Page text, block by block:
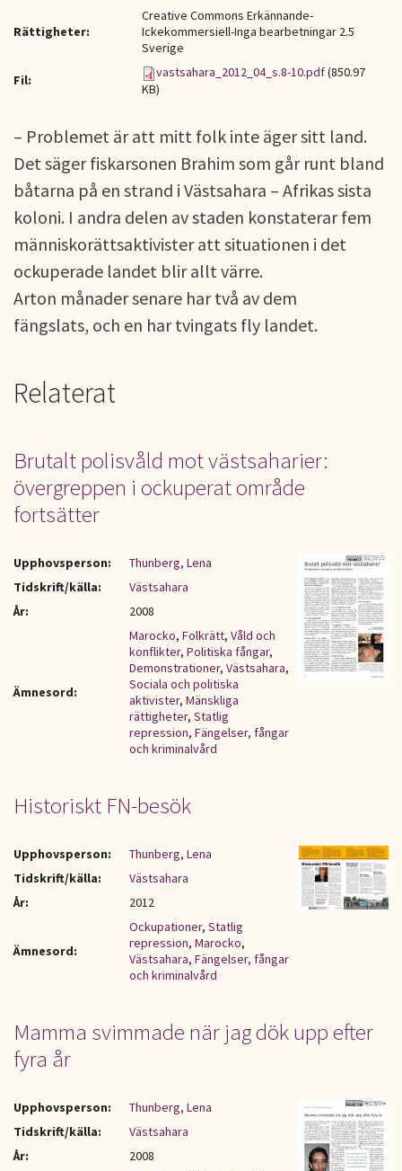
Rättigheter:
Creative Commons Erkännande-
Ickekommersiell-Inga bearbetningar 2.5
Sverige
Fil:
vastsahara_2012_04_s.8-10.pdf(850.97
KB)
– Problemet är att mitt folk inte äger sitt land.
Det säger fiskarsonen Brahim som går runt bland
båtarna på en strand i Västsahara – Afrikas sista
koloni. I andra delen av staden konstaterar fem
människorättsaktivister att situationen i det
ockuperade landet blir allt värre.
Arton månader senare har två av dem
fängslats, och en har tvingats fly landet.
Relaterat
Brutalt polisvåld mot västsaharier:
övergreppen i ockuperat område
fortsätter
Upphovsperson:
Thunberg, Lena
Tidskrift/källa:
Västsahara
År:
2008
Ämnesord:
Marocko, Folkrätt, Våld och
konflikter, Politiska fångar,
Demonstrationer, Västsahara,
Sociala och politiska
aktivister, Mänskliga
rättigheter, Statlig
repression, Fängelser, fångar
och kriminalvård
Historiskt FN-besök
Upphovsperson:
Thunberg, Lena
Tidskrift/källa:
Västsahara
År:
2012
Ämnesord:
Ockupationer, Statlig
repression, Marocko,
Västsahara, Fängelser, fångar
och kriminalvård
Mamma svimmade när jag dök upp efter
fyra år
Upphovsperson:
Thunberg, Lena
Tidskrift/källa:
Västsahara
År:
2008